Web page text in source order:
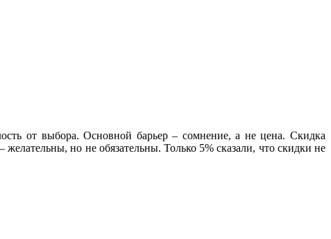
от выбора. Основной барьер – сомнение, а не цена. Скидка
но не обязательны. Только 5% сказали, что скидки не